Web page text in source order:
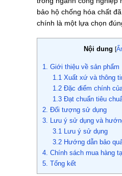
bảo hộ chống hóa chất
chính là một lựa chọn
Nội dung [
1. Giới thiệu về sản phẩm
1.1 Xuất xứ và thông
1.2 Đặc điểm chính
1.3 Đạt chuẩn tiêu
2. Đối tượng sử dụng
3. Lưu ý sử dụng và
3.1 Lưu ý sử dụng
3.2 Hướng dẫn bảo
4. Chính sách mua hàng
5. Tổng kết